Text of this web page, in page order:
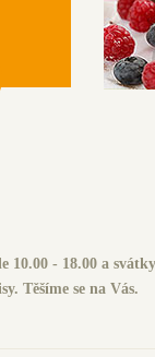
- 18.00 a
Těšíme se na Vás.